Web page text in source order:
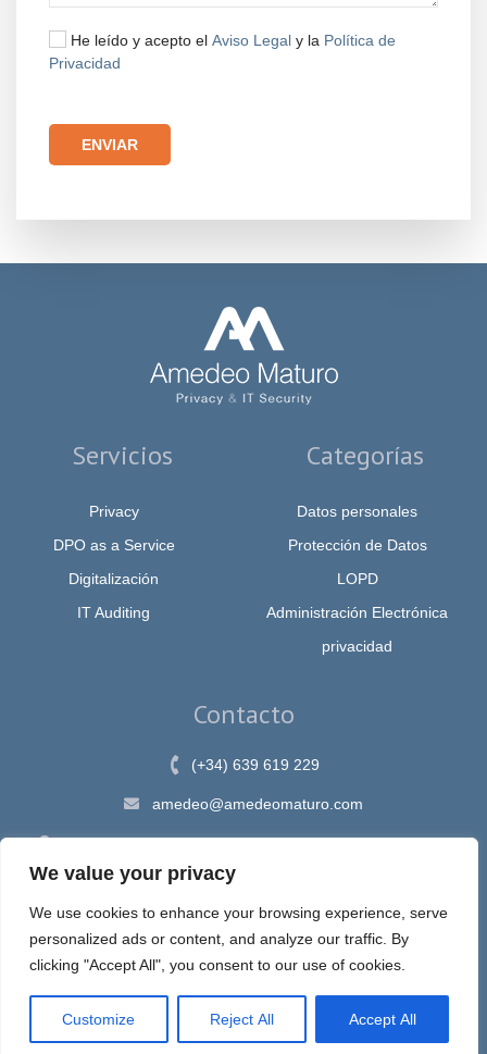
We value your privacy
We use cookies to enhance your browsing experience, serve
personalized ads or content, and analyze our traffic. By
clicking "Accept All", you consent to our use of cookies.
Customize Reject All Accept All
He leído y acepto el Aviso Legal y la Política de
Privacidad
Servicios
Privacy
DPO as a Service
Digitalización
IT Auditing
Categorías
Datos personales
Protección de Datos
LOPD
Administración Electrónica
privacidad
Contacto
(+34) 639 619 229
amedeo@amedeomaturo.com
Av. Rambla Méndez Núnez, 12, Alicante 03002, España
Aviso Legal|Política de Privacidad|Política de cookies
Espira, sastre de tus ideas en internet © 2020